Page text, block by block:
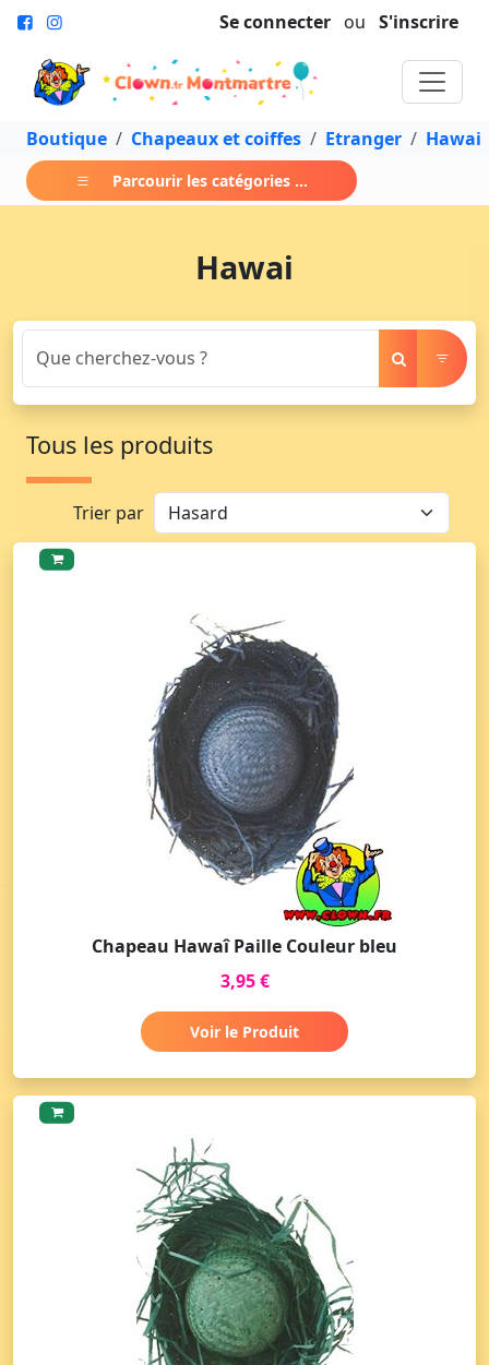
Se connecter ou S'inscrire
Boutique Chapeaux et coiffes Etranger Hawai
Parcourir les catégories ...
Hawai
Tous les produits
Trier par
Chapeau Hawaî Paille Couleur bleu
3,95 €
Voir le Produit